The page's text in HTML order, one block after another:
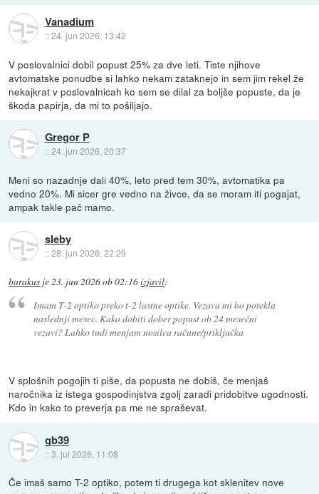
Vanadium
::24. jun 2026, 13:42
V poslovalnici dobil popust 25% za dve leti. Tiste njihove
avtomatske ponudbe si lahko nekam zataknejo in sem jim rekel že
nekajkrat v poslovalnicah ko sem se dilal za boljše popuste, da je
škoda papirja, da mi to pošiljajo.
Gregor P
::24. jun 2026, 20:37
Meni so nazadnje dali 40%, leto pred tem 30%, avtomatika pa
vedno 20%. Mi sicer gre vedno na živce, da se moram iti pogajat,
ampak takle pač mamo.
sleby
::28. jun 2026, 22:29
barakus je23. jun 2026 ob 02:16izjavil:
Imam T-2 optiko preko t-2 lastne optike. Vezava mi bo potekla
naslednji mesec. Kako dobiti dober popust ob 24 mesečni
vezavi? Lahko tudi menjam nosilca račune/priključka
V splošnih pogojih ti piše, da popusta ne dobiš, če menjaš
naročnika iz istega gospodinjstva zgolj zaradi pridobitve ugodnosti.
Kdo in kako to preverja pa me ne spraševat.
gb39
::3. jul 2026, 11:08
Če imaš samo T-2 optiko, potem ti drugega kot sklenitev nove